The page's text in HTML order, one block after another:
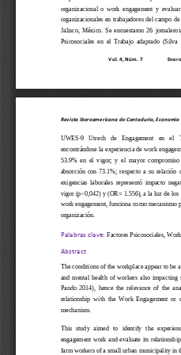
Vol. 4, Núm. 7
organizacional  o  work  engagement  y  evaluar
organizacionales en trabajadores del campo
Jalisco,  México.  Se  encuestaron  26
Psicosociales  en  el  Trabajo  adaptado (Silva
Revista Iberoamericana de Contaduría,
UWES-9   Utrech   de   Engagement   en   el
encontrándose la experiencia de work
53.9%  en  el  vigor;  y  el  mayor  compromiso
absorción  con  73.1%;  respecto  a  su  relación
exigencias  laborales  representó  impacto
vigor (p<0,042) y (OR= 1.556), a la luz de los
work engagement, funciona como mecanismo
organización.
Palabras clave: Factores Psicosociales,
Abstract
The conditions of the workplace appear to be
and  mental  health  of  workers  also  impacting
Pando  2014),  hence  the  relevance  of  the
relationship  with  the  Work  Engagement  or
mechanism.
This   study   aimed   to   identify   the
engagement  work  and  evaluate  its
farm workers of a small urban municipality in